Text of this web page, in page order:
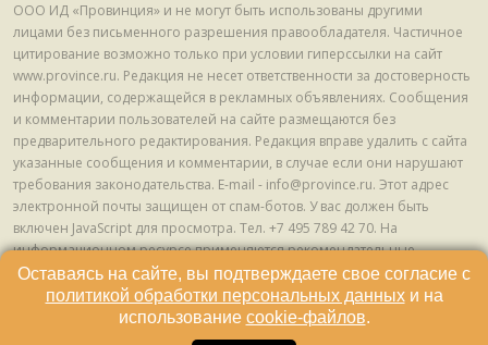
ООО ИД «Провинция» и не могут быть использованы другими
лицами без письменного разрешения правообладателя. Частичное
цитирование возможно только при условии гиперссылки на сайт
www.province.ru. Редакция не несет ответственности за достоверность
информации, содержащейся в рекламных объявлениях. Сообщения
и комментарии пользователей на сайте размещаются без
предварительного редактирования. Редакция вправе удалить с сайта
указанные сообщения и комментарии, в случае если они нарушают
требования законодательства. E-mail - info@province.ru. Этот адрес
электронной почты защищен от спам-ботов. У вас должен быть
включен JavaScript для просмотра. Tел. +7 495 789 42 70. На
информационном ресурсе применяются рекомендательные
технологии (информационные технологии предоставления
информации на основе сбора, систематизации и анализа сведений,
относящихся к предпочтениям пользователей сети "Интернет",
находящихся на территории Российской Федерации) © ООО ИД
Оставаясь на сайте, вы подтверждаете свое согласие с
политикой обработки персональных данныхи на
использование cookie-файлов.